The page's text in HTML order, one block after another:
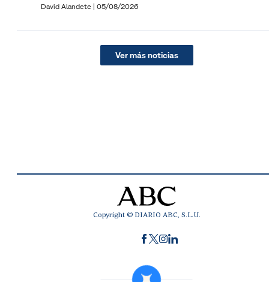
David Alandete | 05/08/2026
Ver más noticias
Copyright © DIARIO ABC, S.L.U.